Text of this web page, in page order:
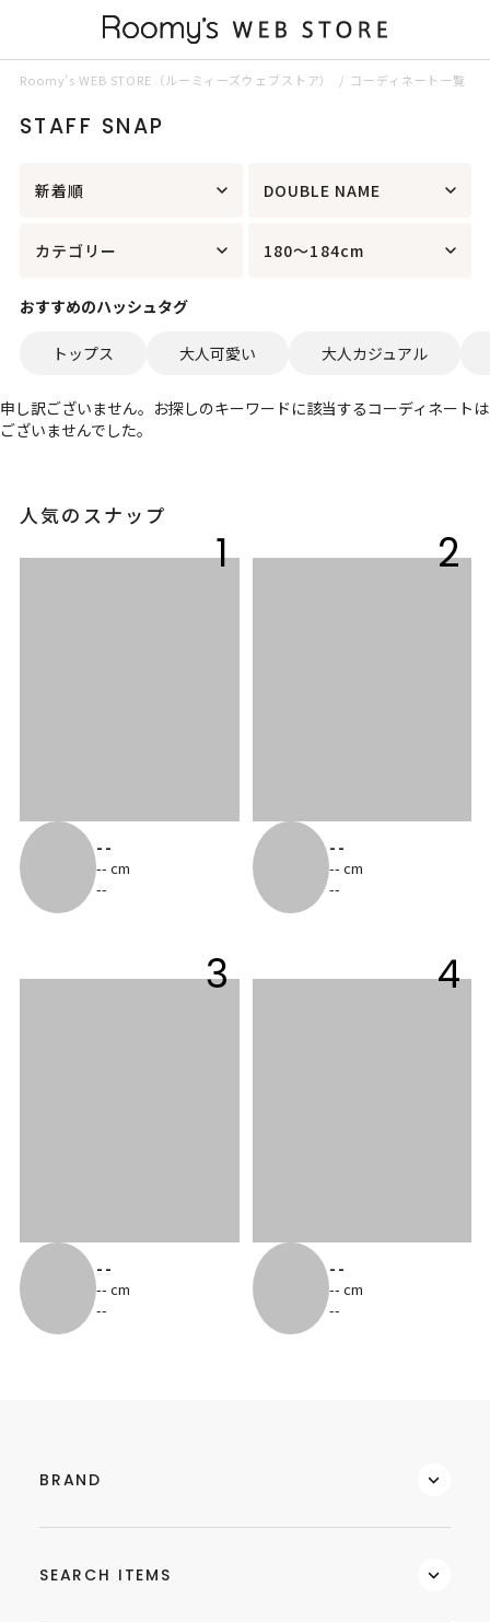
Roomy’s WEB STORE（ルーミィーズウェブストア） コーディネート一覧
STAFF SNAP
新着順 DOUBLE NAME
カテゴリー 180～184cm
おすすめのハッシュタグ
トップス 大人可愛い 大人カジュアル
申し訳ございません。お探しのキーワードに該当するコーディネートは
ございませんでした。
人気のスナップ
1
--
-- cm
--
2
--
-- cm
--
3
--
-- cm
--
4
--
-- cm
--
BRAND
SEARCH ITEMS